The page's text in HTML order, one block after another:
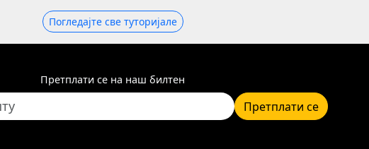
Погледајте све туторијале
Претплати се на наш билтен
Претплати се